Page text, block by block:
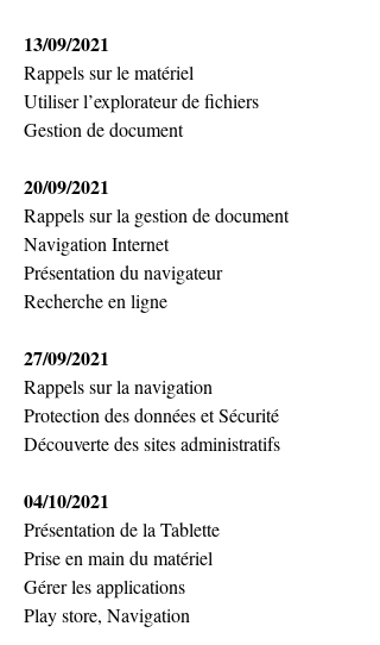
13/09/2021
Rappels sur le matériel
Utiliser l’explorateur de fichiers
Gestion de document
20/09/2021
Rappels sur la gestion de document
Navigation Internet
Présentation du navigateur
Recherche en ligne
27/09/2021
Rappels sur la navigation
Protection des données et Sécurité
Découverte des sites administratifs
04/10/2021
Présentation de la Tablette
Prise en main du matériel
Gérer les applications
Play store, Navigation